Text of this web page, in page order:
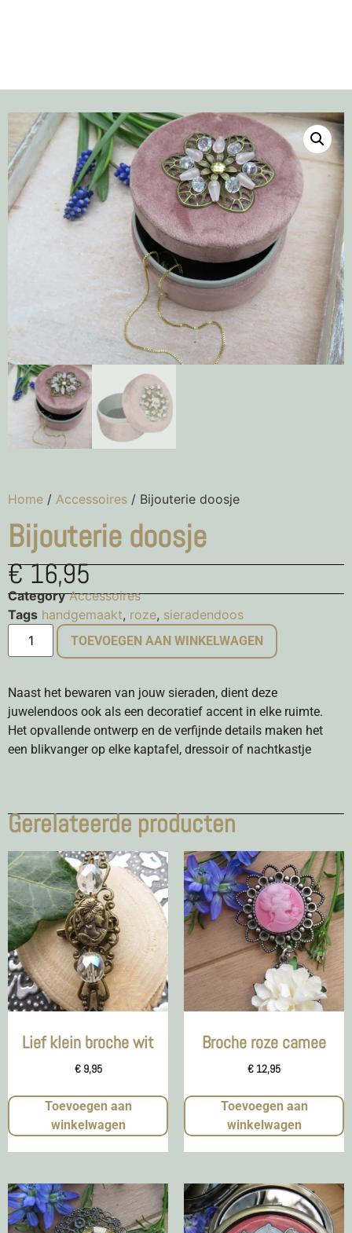
Home / Accessoires / Bijouterie doosje
Bijouterie doosje
€16,95
Category Accessoires
Tags handgemaakt, roze, sieradendoos
TOEVOEGEN AAN WINKELWAGEN
Naast het bewaren van jouw sieraden, dient deze
juwelendoos ook als een decoratief accent in elke ruimte.
Het opvallende ontwerp en de verfijnde details maken het
een blikvanger op elke kaptafel, dressoir of nachtkastje
Gerelateerde producten
Lief klein broche wit
€9,95
Toevoegen aan
winkelwagen
Broche roze camee
€ 12,95
Toevoegen aan
winkelwagen